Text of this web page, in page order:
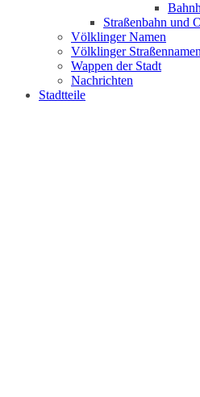
Straßenbahn und
Völklinger Namen
Völklinger
Wappen der Stadt
Nachrichten
Stadtteile